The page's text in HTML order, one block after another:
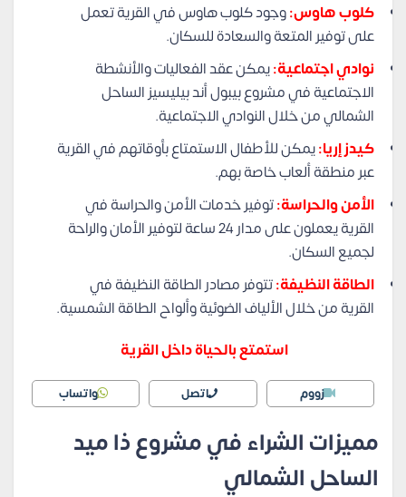
كلوب هاوس:وجود كلوب هاوس في القرية تعمل
على توفير المتعة والسعادة للسكان.
نوادي اجتماعية:يمكن عقد الفعاليات والأنشطة
الاجتماعية في مشروع بيبول أند بيليسيز الساحل
الشمالي من خلال النوادي الاجتماعية.
كيدز إريا:يمكن للأطفال الاستمتاع بأوقاتهم في القرية
عبر منطقة ألعاب خاصة بهم.
الأمن والحراسة:توفير خدمات الأمن والحراسة في
القرية يعملون على مدار 24 ساعة لتوفير الأمان والراحة
لجميع السكان.
الطاقة النظيفة:تتوفر مصادر الطاقة النظيفة في
القرية من خلال الألياف الضوئية وألواح الطاقة الشمسية.
استمتع بالحياة داخل القرية
زووم اتصل واتساب
مميزات الشراء في مشروع ذا ميد
الساحل الشمالي